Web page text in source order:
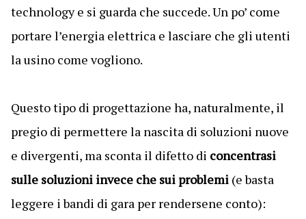
technology e si guarda che succede. Un po’ come
portare l’energia elettrica e lasciare che gli utenti
la usino come vogliono.
Questo tipo di progettazione ha, naturalmente, il
pregio di permettere la nascita di soluzioni nuove
e divergenti, ma sconta il difetto di concentrasi
sulle soluzioni invece che sui problemi(e basta
leggere i bandi di gara per rendersene conto):